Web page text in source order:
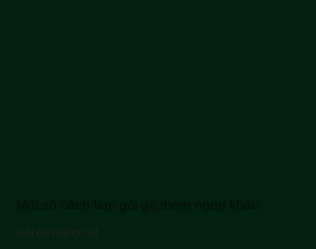
Một số cách làm gỏi gà thơm ngon khác
Gỏi gà măng cụt